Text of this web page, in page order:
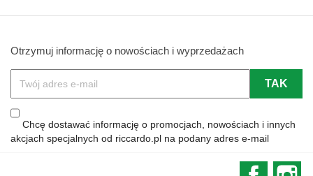
Otrzymuj informację o nowościach i wyprzedażach
Chcę dostawać informację o promocjach, nowościach i innych
akcjach specjalnych od riccardo.pl na podany adres e-mail